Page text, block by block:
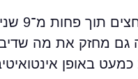
הנתון
גם מחזק את מה
באופן